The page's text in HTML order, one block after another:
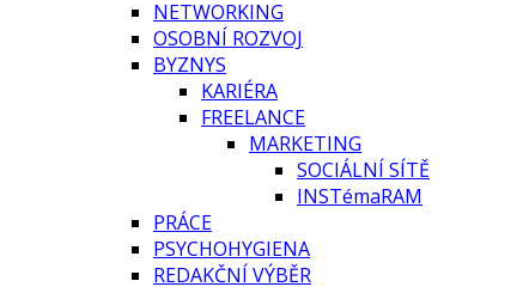
NETWORKING
OSOBNÍ ROZVOJ
BYZNYS
KARIÉRA
FREELANCE
MARKETING
SOCIÁLNÍ SÍTĚ
INSTémaRAM
PRÁCE
PSYCHOHYGIENA
REDAKČNÍ VÝBĚR